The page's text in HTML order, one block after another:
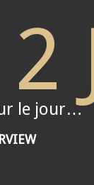
le jour…